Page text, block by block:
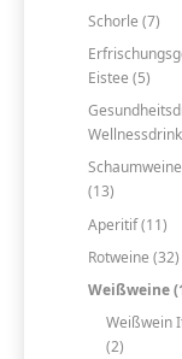
Schorle (7)
Eistee (5)
(13)
Aperitif (11)
Rotweine (32)
Weißweine
Weißwein
(2)